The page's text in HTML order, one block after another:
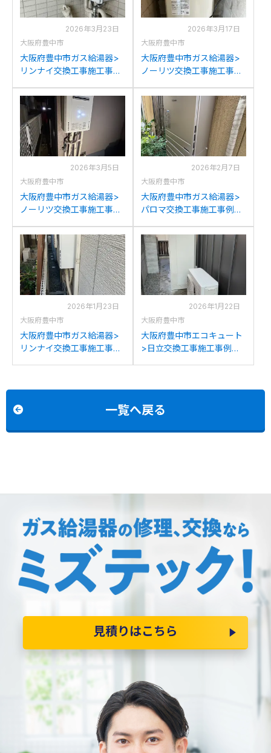
2026年3月23日
大阪府豊中市
大阪府豊中市ガス給湯器>
リンナイ交換工事施工事
リンナイRUJ-A2400W(A)
への交換
2026年3月17日
大阪府豊中市
大阪府豊中市ガス給湯器>
ノーリツ交換工事施工事
FFAからノーリツGQ-
1637WS FFAへの交換
2026年3月5日
大阪府豊中市
大阪府豊中市ガス給湯器>
ノーリツ交換工事施工事
2050AWXからノーリツ
GT-2070SAW BLへの交換
2026年2月7日
大阪府豊中市
大阪府豊中市ガス給湯器>
パロマ交換工事施工事例：
ロマFH-2423SAW-1への交
換
2026年1月23日
大阪府豊中市
大阪府豊中市ガス給湯器>
リンナイ交換工事施工事
2026年1月22日
大阪府豊中市
大阪府豊中市エコキュート
>日立交換工事施工事例：
一覧へ戻る
見積りはこちら